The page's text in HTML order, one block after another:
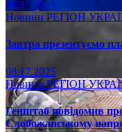
08.17.2025
Новини РЕГІОН
Завтра презентуємо
08.17.2025
НовиниРЕГІОН
Генштаб повідомив
Слобожанському